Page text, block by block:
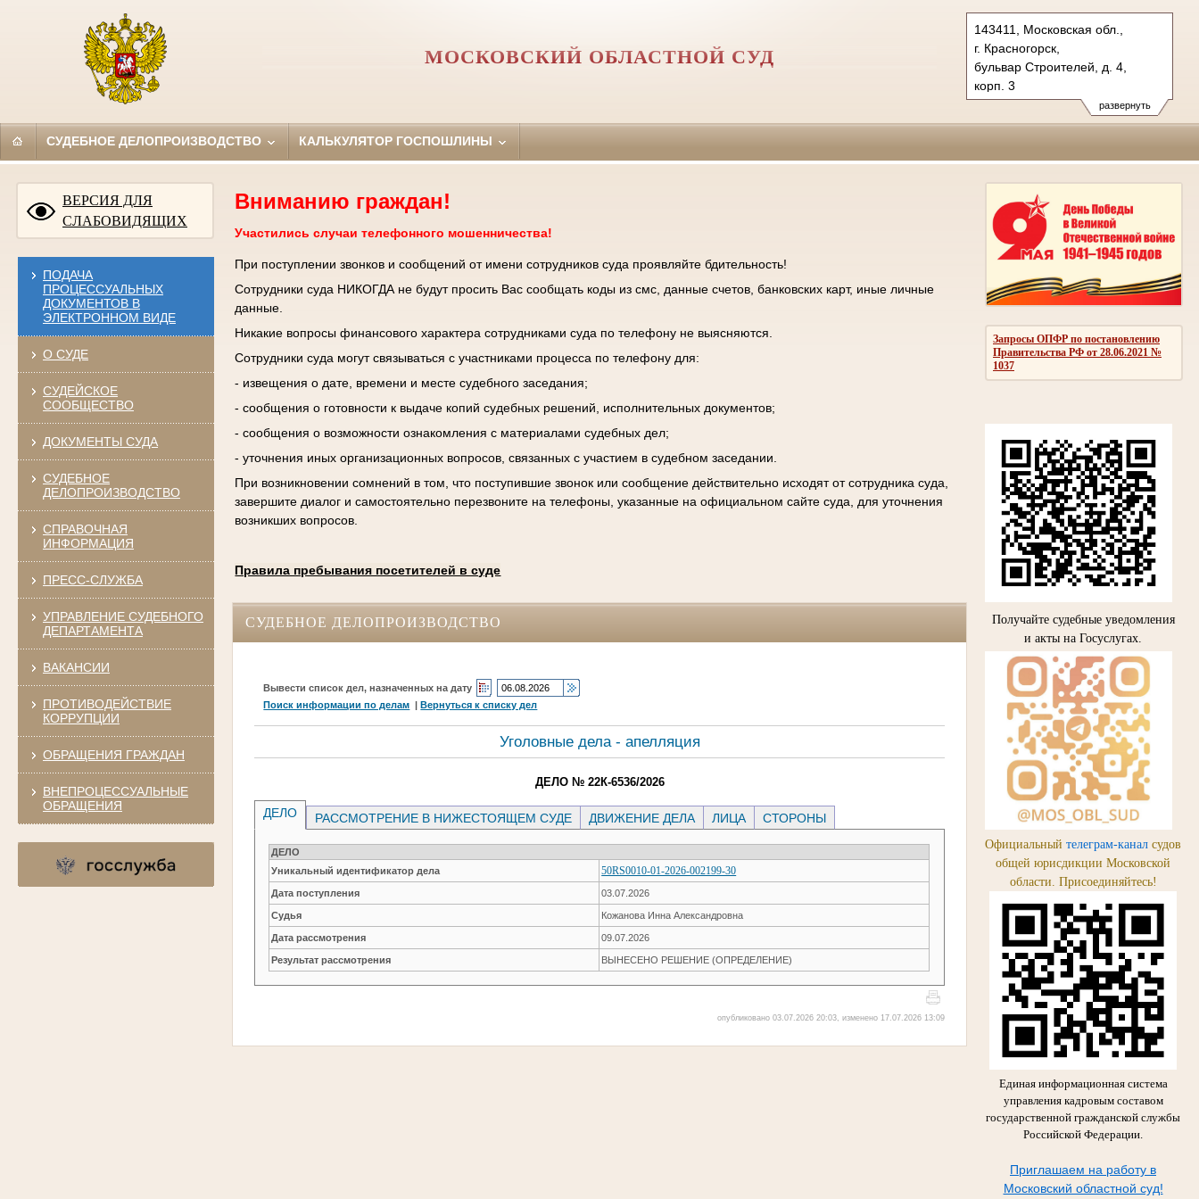
развернуть
143411, Московская обл.,
г. Красногорск,
бульвар Строителей, д. 4,
корп. 3
Тел.: +7 (498) 692 60 00
post.50os0000@sudrf.ru
МОСКОВСКИЙ ОБЛАСТНОЙ СУД
СУДЕБНОЕ ДЕЛОПРОИЗВОДСТВО КАЛЬКУЛЯТОР ГОСПОШЛИНЫ
ВЕРСИЯ ДЛЯ
СЛАБОВИДЯЩИХ
ПОДАЧА
ПРОЦЕССУАЛЬНЫХ
ДОКУМЕНТОВ В
ЭЛЕКТРОННОМ ВИДЕ
О СУДЕ
СУДЕЙСКОЕ
СООБЩЕСТВО
ДОКУМЕНТЫ СУДА
СУДЕБНОЕ
ДЕЛОПРОИЗВОДСТВО
СПРАВОЧНАЯ
ИНФОРМАЦИЯ
ПРЕСС-СЛУЖБА
УПРАВЛЕНИЕ СУДЕБНОГО
ДЕПАРТАМЕНТА
ВАКАНСИИ
ПРОТИВОДЕЙСТВИЕ
КОРРУПЦИИ
ОБРАЩЕНИЯ ГРАЖДАН
ВНЕПРОЦЕССУАЛЬНЫЕ
ОБРАЩЕНИЯ
Запросы ОПФР по постановлению
Правительства РФ от 28.06.2021 №
1037
Получайте судебные уведомления
и акты на Госуслугах.
Официальный телеграм-канал судов
общей юрисдикции Московской
области. Присоединяйтесь!
Единая информационная система
управления кадровым составом
государственной гражданской службы
Российской Федерации.
Приглашаем на работу в
Московский областной суд!
Вниманию граждан!
Участились случаи телефонного мошенничества!
При поступлении звонков и сообщений от имени сотрудников суда проявляйте бдительность!
Сотрудники суда НИКОГДА не будут просить Вас сообщать коды из смс, данные счетов, банковских карт, иные личные
данные.
Никакие вопросы финансового характера сотрудниками суда по телефону не выясняются.
Сотрудники суда могут связываться с участниками процесса по телефону для:
- извещения о дате, времени и месте судебного заседания;
- сообщения о готовности к выдаче копий судебных решений, исполнительных документов;
- сообщения о возможности ознакомления с материалами судебных дел;
- уточнения иных организационных вопросов, связанных с участием в судебном заседании.
При возникновении сомнений в том, что поступившие звонок или сообщение действительно исходят от сотрудника суда,
завершите диалог и самостоятельно перезвоните на телефоны, указанные на официальном сайте суда, для уточнения
возникших вопросов.
Правила пребывания посетителей в суде
СУДЕБНОЕ ДЕЛОПРОИЗВОДСТВО
Вывести список дел, назначенных на дату
Поиск информации по делам |Вернуться к списку дел
Уголовные дела - апелляция
ДЕЛО № 22К-6536/2026
ДЕЛО РАССМОТРЕНИЕ В НИЖЕСТОЯЩЕМ СУДЕ ДВИЖЕНИЕ ДЕЛА ЛИЦА СТОРОНЫ
ДЕЛО
Уникальный идентификатор дела
50RS0010-01-2026-002199-30
Дата поступления 03.07.2026
Судья Кожанова Инна Александровна
Дата рассмотрения 09.07.2026
Результат рассмотрения ВЫНЕСЕНО РЕШЕНИЕ (ОПРЕДЕЛЕНИЕ)
опубликовано 03.07.2026 20:03, изменено 17.07.2026 13:09